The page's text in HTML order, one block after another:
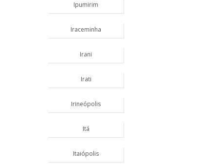
Ipumirim
Iraceminha
Irani
Irati
Irineópolis
Itá
Itaiópolis